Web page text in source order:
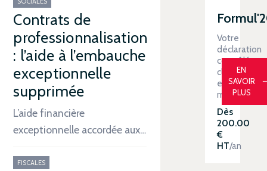
Contrats de
professionnalisation
: l’aide à l’embauche
exceptionnelle
supprimée
L’aide financière
exceptionnelle accordée aux…
FISCALES
Votre
déclaration
contrôlée
clé
en
main
Dès
200.00
€
HT/an
EN
SAVOIR
PLUS